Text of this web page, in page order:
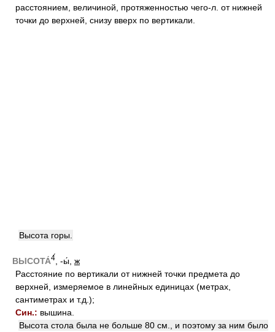
расстоянием, величиной, протяженностью чего-л. от нижней
точки до верхней, снизу вверх по вертикали.
Высота горы.
ВЫСОТА́4́ , -ы́, ж
Расстояние по вертикали от нижней точки предмета до
верхней, измеряемое в линейных единицах (метрах,
сантиметрах и т.д.);
Син.: вышина.
Высота стола была не больше 80 см., и поэтому за ним было